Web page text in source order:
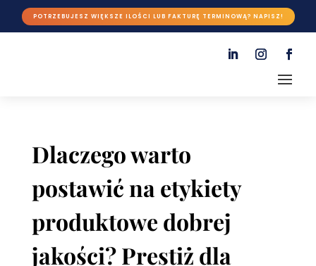
POTRZEBUJESZ WIĘKSZE ILOŚCI LUB FAKTURĘ TERMINOWĄ? NAPISZ!
Dlaczego warto
postawić na etykiety
produktowe dobrej
jakości? Prestiż dla